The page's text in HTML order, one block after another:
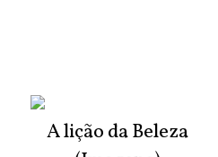
A lição da Beleza